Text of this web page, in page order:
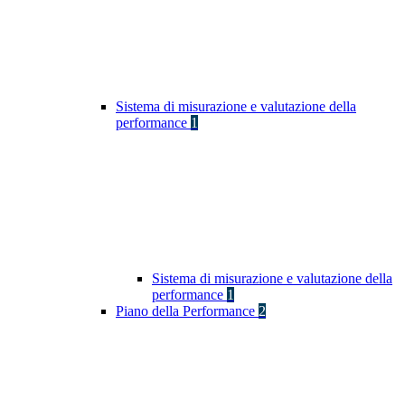
Sistema di misurazione e valutazione della
performance 1
Sistema di misurazione e valutazione della
performance 1
Piano della Performance 2